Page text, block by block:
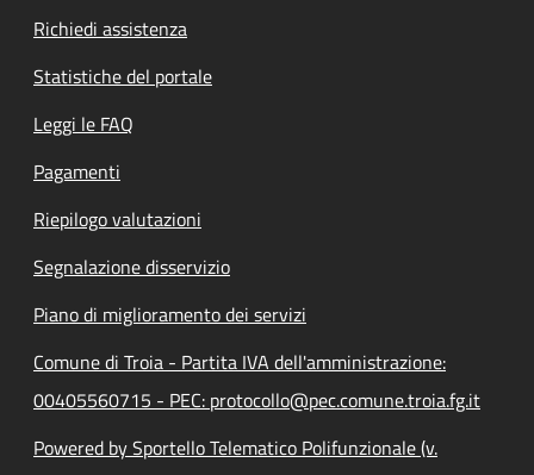
Richiedi assistenza
Statistiche del portale
Leggi le FAQ
Pagamenti
Riepilogo valutazioni
Segnalazione disservizio
Piano di miglioramento dei servizi
Comune di Troia - Partita IVA dell'amministrazione:
00405560715 - PEC: protocollo@pec.comune.troia.fg.it
Powered by Sportello Telematico Polifunzionale (v.